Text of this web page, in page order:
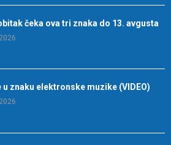
čeka ova tri znaka do 13. avgusta
u znaku elektronske muzike (VIDEO)